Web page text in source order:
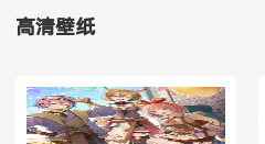
高清壁纸